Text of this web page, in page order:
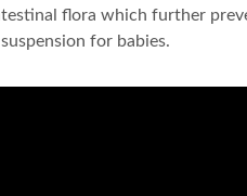
flora which further
for babies.